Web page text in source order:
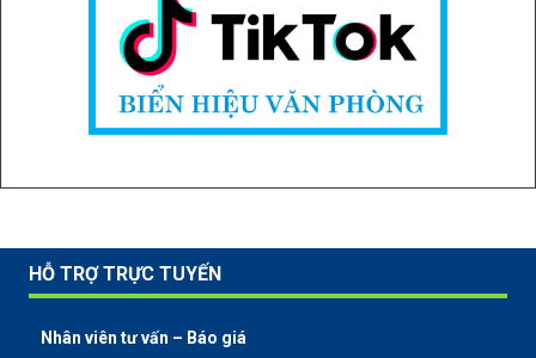
HỖ TRỢ TRỰC TUYẾN
Nhân viên tư vấn – Báo giá